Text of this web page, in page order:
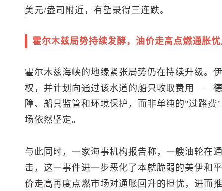
美元/盎司附近，有望录得三连跌。
霍尔木兹局势持续发酵，油价走高点燃通胀
霍尔木兹海峡的地缘紧张局势仍在持续升级。
权，并计划向通过该水道的船只收取费用——
障、船只监管和环境保护，而非单纯的"过路费
场依然坚定。
与此同时，一家海事机构报告称，一艘油轮在
击，这一事件进一步恶化了本就脆弱的美伊和
价走高再度点燃市场对通胀回升的担忧，进而